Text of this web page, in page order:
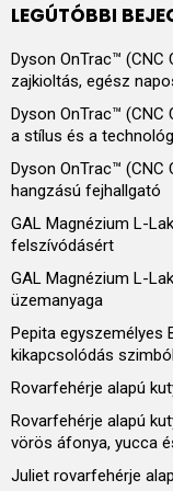
LEGÚTÓBBI
Dyson OnTrac™ (CNC
zajkioltás, egész
Dyson OnTrac™
a stílus és a
Dyson OnTrac™
hangzású fejhallgató
GAL Magnézium L-
felszívódásért
GAL Magnézium L-
üzemanyaga
Pepita egyszemélyes
kikapcsolódás
Rovarfehérje alapú
Rovarfehérje alapú
vörös áfonya, yucca
Juliet rovarfehérje